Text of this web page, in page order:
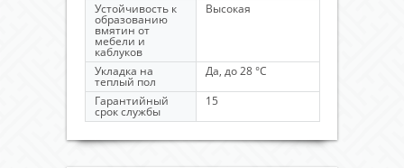
Устойчивость к
образованию
вмятин от
мебели и
каблуков
Высокая
Укладка на
теплый пол
Да, до 28 °C
Гарантийный
срок службы
15